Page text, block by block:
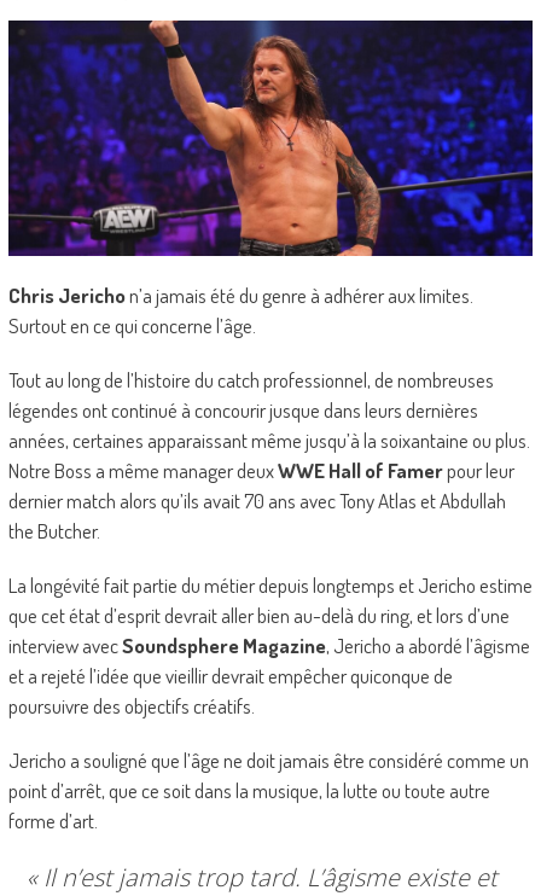
Chris Jerichon’a jamais été du genre à adhérer aux limites.
Surtout en ce qui concerne l’âge.
Tout au long de l’histoire du catch professionnel, de nombreuses
légendes ont continué à concourir jusque dans leurs dernières
années, certaines apparaissant même jusqu’à la soixantaine ou plus.
Notre Boss a même manager deuxWWE Hall of Famerpour leur
dernier match alors qu’ils avait 70 ans avec Tony Atlas et Abdullah
the Butcher.
La longévité fait partie du métier depuis longtemps et Jericho estime
que cet état d’esprit devrait aller bien au-delà du ring, et lors d’une
interview avecSoundsphere Magazine, Jericho a abordé l’âgisme
et a rejeté l’idée que vieillir devrait empêcher quiconque de
poursuivre des objectifs créatifs.
Jericho a souligné que l’âge ne doit jamais être considéré comme un
point d’arrêt, que ce soit dans la musique, la lutte ou toute autre
forme d’art.
« Il n’est jamais trop tard. L’âgisme existe et